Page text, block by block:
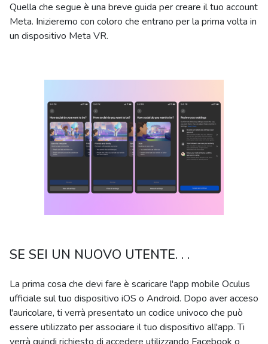
Quella che segue è una breve guida per creare il tuo account
Meta. Inizieremo con coloro che entrano per la prima volta in
un dispositivo Meta VR.
SE SEI UN NUOVO UTENTE. . .
La prima cosa che devi fare è scaricare l'app mobile Oculus
ufficiale sul tuo dispositivo iOS o Android. Dopo aver acceso
l'auricolare, ti verrà presentato un codice univoco che può
essere utilizzato per associare il tuo dispositivo all'app. Ti